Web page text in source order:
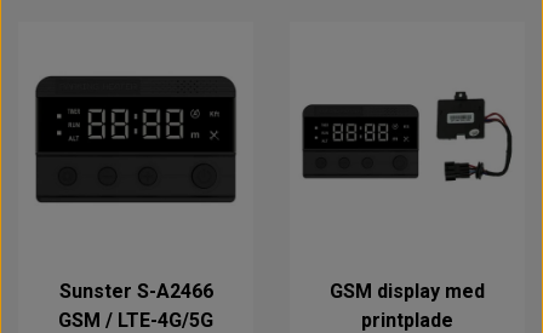
Sunster S-A2466
GSM / LTE-4G/5G
GSM display med
printplade